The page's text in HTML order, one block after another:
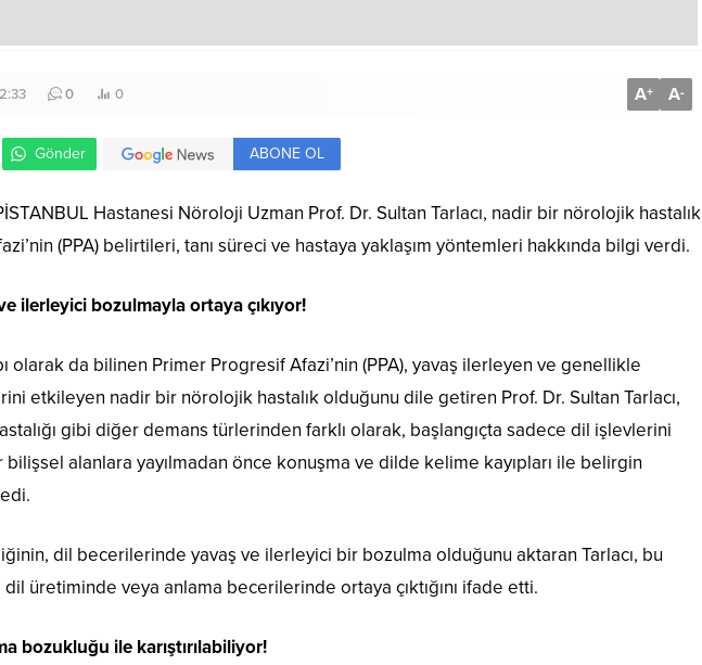
0 0 A+ A-
Gönder ABONE OL
Hastanesi Nöroloji Uzman Prof. Dr. Sultan Tarlacı, nadir bir nörolojik hastalık
(PPA) belirtileri, tanı süreci ve hastaya yaklaşım yöntemleri hakkında bilgi verdi.
ilerleyici bozulmayla ortaya çıkıyor!
olarak da bilinen Primer Progresif Afazi’nin (PPA), yavaş ilerleyen ve genellikle
etkileyen nadir bir nörolojik hastalık olduğunu dile getiren Prof. Dr. Sultan Tarlacı,
gibi diğer demans türlerinden farklı olarak, başlangıçta sadece dil işlevlerini
alanlara yayılmadan önce konuşma ve dilde kelime kayıpları ile belirgin
dil becerilerinde yavaş ve ilerleyici bir bozulma olduğunu aktaran Tarlacı, bu
üretiminde veya anlama becerilerinde ortaya çıktığını ifade etti.
bozukluğu ile karıştırılabiliyor!